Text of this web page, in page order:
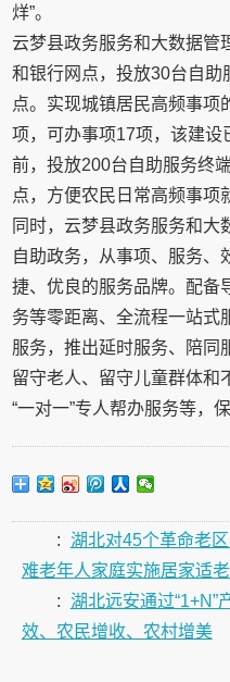
烊”。
云梦县政务服务和大数据管
和银行网点，投放30台自助
点。实现城镇居民高频事项
项，可办事项17项，该建
前，投放200台自助服务终
点，方便农民日常高频事项
同时，云梦县政务服务和大
自助政务，从事项、服务、
捷、优良的服务品牌。配备
务等零距离、全流程一站式
服务，推出延时服务、陪同
留守老人、留守儿童群体和
“一对一”专人帮办服务等，
: 湖北对45个革命老
难老年人家庭实施居家适
: 湖北远安通过“1+N”
效、农民增收、农村增美